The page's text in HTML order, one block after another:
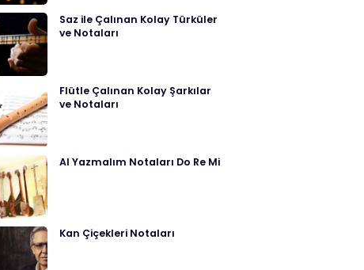
Saz ile Çalınan Kolay Türküler
ve Notaları
Flütle Çalınan Kolay Şarkılar
ve Notaları
Al Yazmalım Notaları Do Re Mi
Kan Çiçekleri Notaları